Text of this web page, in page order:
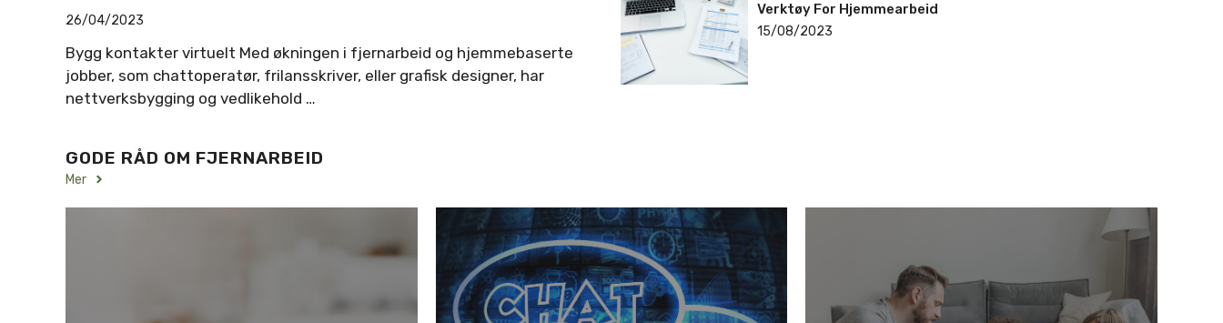
26/04/2023
Bygg kontakter virtuelt Med økningen i fjernarbeid og hjemmebaserte
jobber, som chattoperatør, frilansskriver, eller grafisk designer, har
nettverksbygging og vedlikehold …
Verktøy For Hjemmearbeid
15/08/2023
GODE RÅD OM FJERNARBEID
Mer